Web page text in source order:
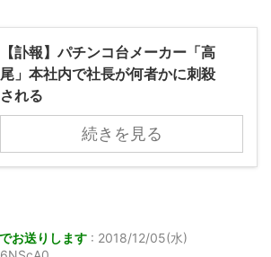
【訃報】パチンコ台メーカー「高
尾」本社内で社長が何者かに刺殺
される
続きを見る
お送りします : 2018/12/05(水)